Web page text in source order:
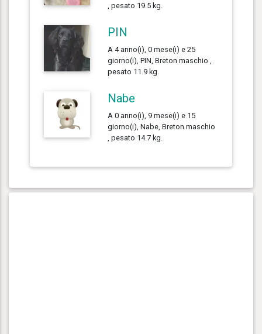
, pesato 19.5 kg.
PIN
A 4 anno(i), 0 mese(i) e 25
giorno(i), PIN, Breton maschio ,
pesato 11.9 kg.
Nabe
A 0 anno(i), 9 mese(i) e 15
giorno(i), Nabe, Breton maschio
, pesato 14.7 kg.